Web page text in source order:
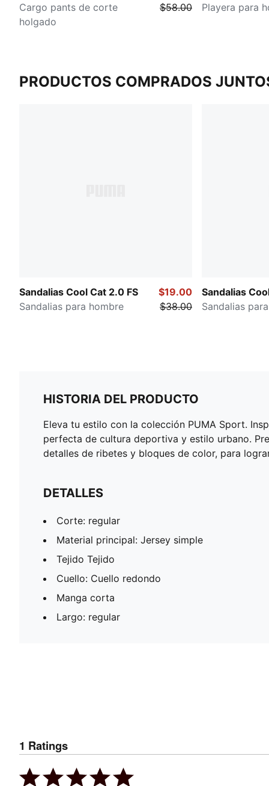
Cargo pants de corte
holgado
$58.00
Playera para
PRODUCTOS COMPRADOS
Sandalias Cool Cat 2.0 FS
Sandalias para hombre
$19.00
$38.00
Sandalias
Sandalias
HISTORIA DEL PRODUCTO
Eleva tu estilo con la colección PUMA Sport.
perfecta de cultura deportiva y estilo urbano.
detalles de ribetes y bloques de color, para
DETALLES
Corte: regular
Material principal: Jersey simple
Tejido Tejido
Cuello: Cuello redondo
Manga corta
Largo: regular
1 Ratings